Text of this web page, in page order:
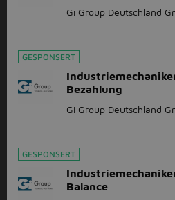
Gi Group Deutschland
GESPONSERT
Bezahlung
Gi Group Deutschland
GESPONSERT
Balance